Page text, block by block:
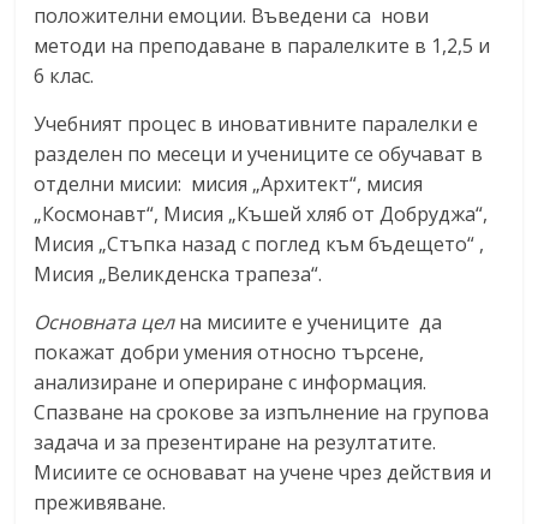
положителни емоции. Въведени са нови
методи на преподаване в паралелките в 1,2,5 и
6 клас.
Учебният процес в иновативните паралелки е
разделен по месеци и учениците се обучават в
отделни мисии: мисия „Архитект“, мисия
„Космонавт“, Мисия „Къшей хляб от Добруджа“,
Мисия „Стъпка назад с поглед към бъдещето“ ,
Мисия „Великденска трапеза“.
Основната целна мисиите е учениците да
покажат добри умения относно търсене,
анализиране и опериране с информация.
Спазване на срокове за изпълнение на групова
задача и за презентиране на резултатите.
Мисиите се основават на учене чрез действия и
преживяване.